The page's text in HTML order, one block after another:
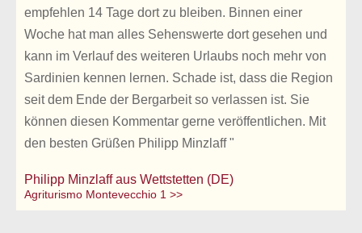
empfehlen 14 Tage dort zu bleiben. Binnen einer
Woche hat man alles Sehenswerte dort gesehen und
kann im Verlauf des weiteren Urlaubs noch mehr von
Sardinien kennen lernen. Schade ist, dass die Region
seit dem Ende der Bergarbeit so verlassen ist. Sie
können diesen Kommentar gerne veröffentlichen. Mit
den besten Grüßen Philipp Minzlaff "
Philipp Minzlaff aus Wettstetten (DE)
Agriturismo Montevecchio 1 >>